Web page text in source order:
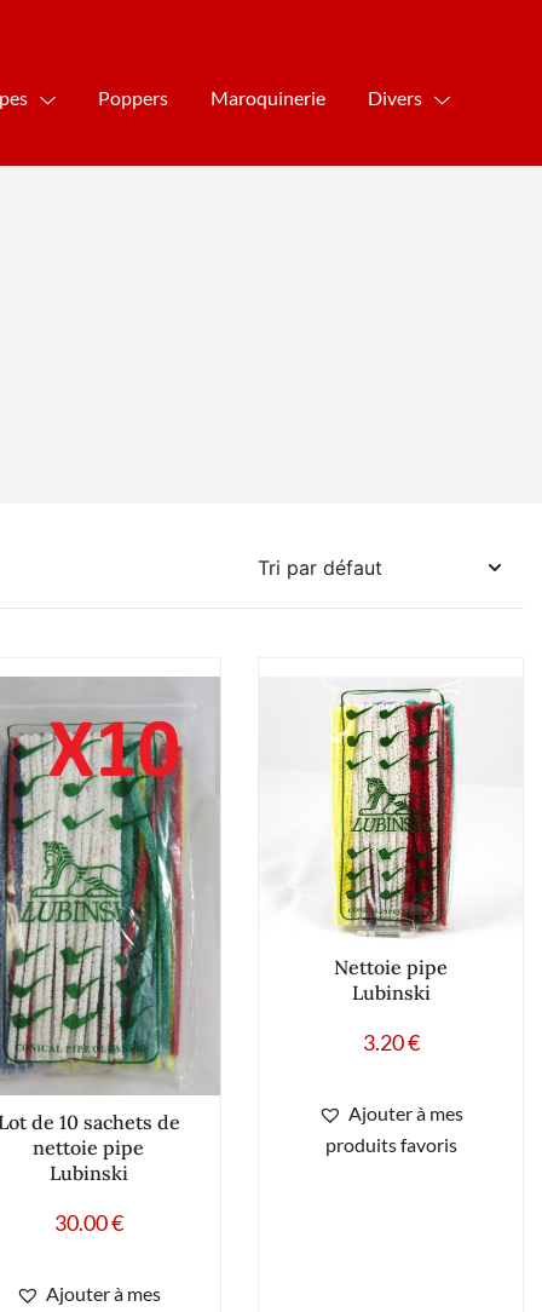
Poppers Maroquinerie Divers
de 10 sachets de
nettoie pipe
Lubinski
30.00€
Ajouter à mes
Nettoie pipe
Lubinski
3.20€
Ajouter à mes
produits favoris